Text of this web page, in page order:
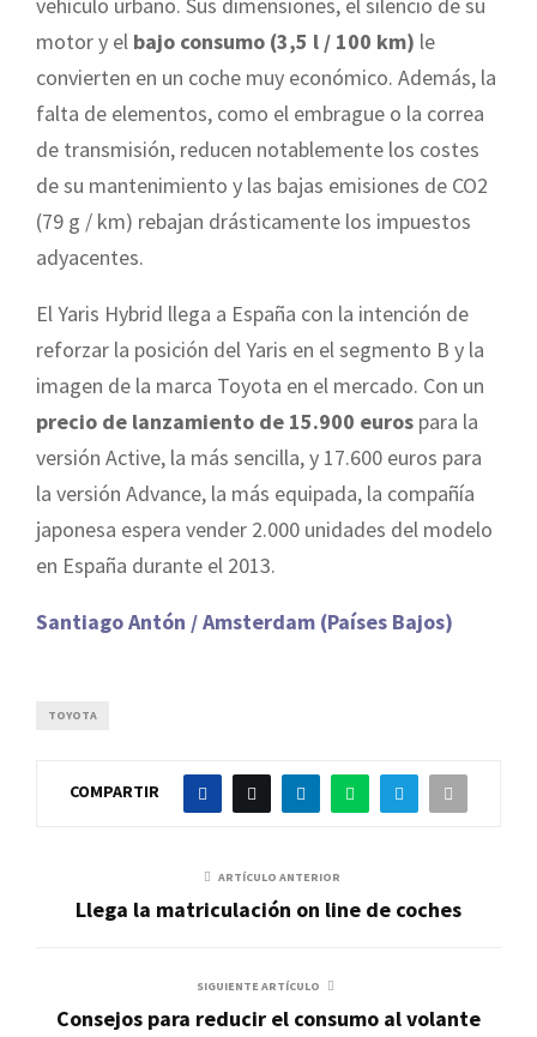
motor y el bajo consumo (3,5 l / 100 km) le
convierten en un coche muy económico. Además, la
falta de elementos, como el embrague o la correa
de transmisión, reducen notablemente los costes
de su mantenimiento y las bajas emisiones de CO2
(79 g / km) rebajan drásticamente los impuestos
adyacentes.
El Yaris Hybrid llega a España con la intención de
reforzar la posición del Yaris en el segmento B y la
imagen de la marca Toyota en el mercado. Con un
precio de lanzamiento de 15.900 euros para la
versión Active, la más sencilla, y 17.600 euros para
la versión Advance, la más equipada, la compañía
japonesa espera vender 2.000 unidades del modelo
en España durante el 2013.
Santiago Antón / Amsterdam (Países Bajos)
TOYOTA
COMPARTIR
ARTÍCULO ANTERIOR
Llega la matriculación on line de coches
SIGUIENTE ARTÍCULO
Consejos para reducir el consumo al volante